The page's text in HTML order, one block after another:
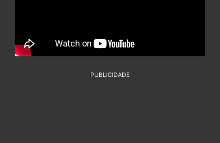
PUBLICIDADE